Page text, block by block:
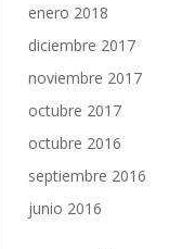
enero 2018
diciembre 2017
noviembre 2017
octubre 2017
octubre 2016
septiembre 2016
junio 2016